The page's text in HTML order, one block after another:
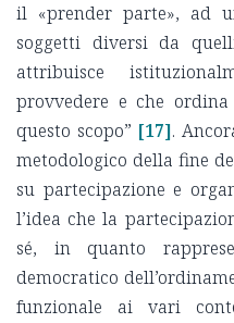
il «prender parte», ad
soggetti diversi da
attribuisce
provvedere e che
questo scopo” [17].
metodologico della fine
su partecipazione e
l’idea che la
sé, in quanto
democratico
funzionale ai vari